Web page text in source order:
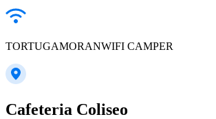
TORTUGAMORANWIFI CAMPER
Cafeteria Coliseo